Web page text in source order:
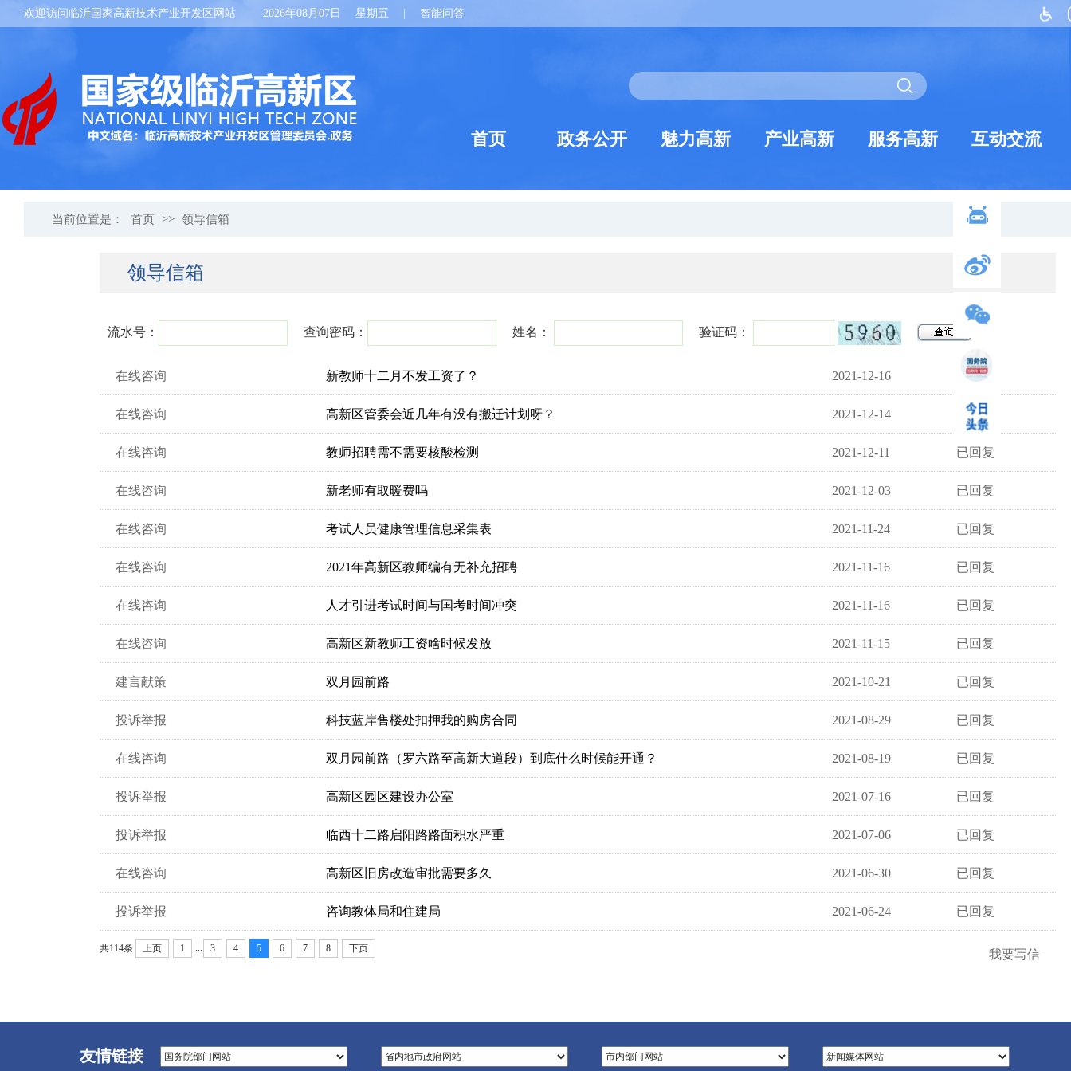
欢迎访问临沂国家高新技术产业开发区网站 2026年08月07日 星期五 智能问答
首页 政务公开 魅力高新 产业高新 服务高新 互动交流
当前位置是： 首页 >> 领导信箱
领导信箱
流水号： 查询密码： 姓名： 验证码：
在线咨询 新教师十二月不发工资了？ 2021-12-16 已回复
在线咨询 高新区管委会近几年有没有搬迁计划呀？ 2021-12-14 已回复
在线咨询 教师招聘需不需要核酸检测 2021-12-11 已回复
在线咨询 新老师有取暖费吗 2021-12-03 已回复
在线咨询 考试人员健康管理信息采集表 2021-11-24 已回复
在线咨询 2021年高新区教师编有无补充招聘 2021-11-16 已回复
在线咨询 人才引进考试时间与国考时间冲突 2021-11-16 已回复
在线咨询 高新区新教师工资啥时候发放 2021-11-15 已回复
建言献策 双月园前路 2021-10-21 已回复
投诉举报 科技蓝岸售楼处扣押我的购房合同 2021-08-29 已回复
在线咨询 双月园前路（罗六路至高新大道段）到底什么时候能开通？ 2021-08-19 已回复
投诉举报 高新区园区建设办公室 2021-07-16 已回复
投诉举报 临西十二路启阳路路面积水严重 2021-07-06 已回复
在线咨询 高新区旧房改造审批需要多久 2021-06-30 已回复
投诉举报 咨询教体局和住建局 2021-06-24 已回复
我要写信
共114条 上页 1 3 4 5 6 7 8 下页
友情链接